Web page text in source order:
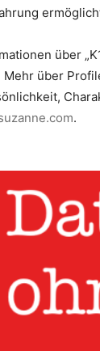
über
Mehr über
.